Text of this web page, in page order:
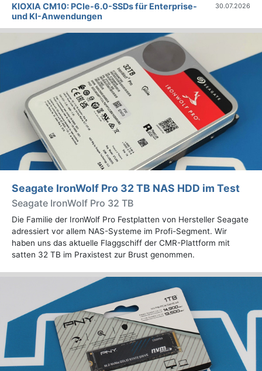
KIOXIA CM10: PCIe-6.0-SSDs für Enterprise-
und KI-Anwendungen
30.07.2026
Seagate IronWolf Pro 32 TB NAS HDD im Test
Seagate IronWolf Pro 32 TB
Die Familie der IronWolf Pro Festplatten von Hersteller Seagate
adressiert vor allem NAS-Systeme im Profi-Segment. Wir
haben uns das aktuelle Flaggschiff der CMR-Plattform mit
satten 32 TB im Praxistest zur Brust genommen.